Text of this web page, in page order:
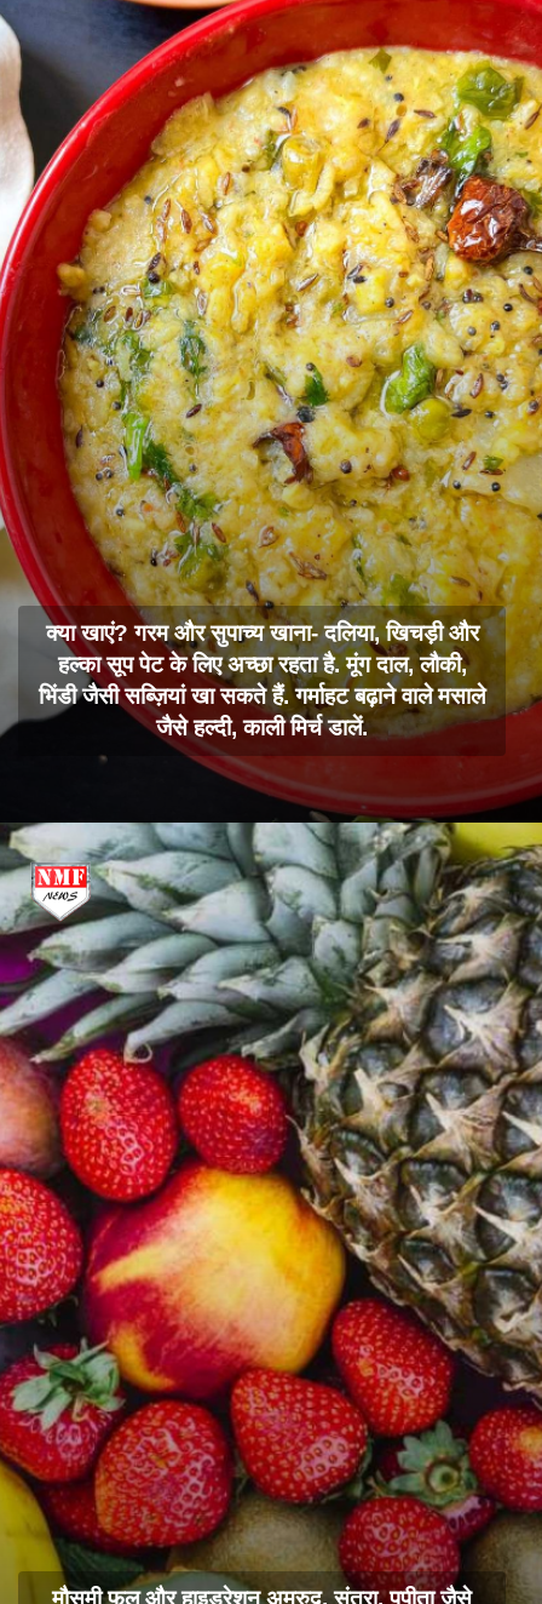
क्या खाएं? गरम और सुपाच्य खाना- दलिया, खिचड़ी और
हल्का सूप पेट के लिए अच्छा रहता है. मूंग दाल, लौकी,
भिंडी जैसी सब्ज़ियां खा सकते हैं. गर्माहट बढ़ाने वाले मसाले
जैसे हल्दी, काली मिर्च डालें.